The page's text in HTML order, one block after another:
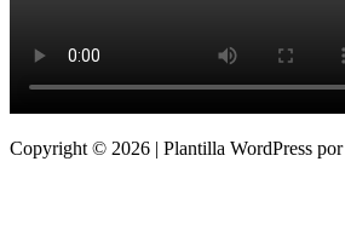
Copyright © 2026 | Plantilla WordPress por